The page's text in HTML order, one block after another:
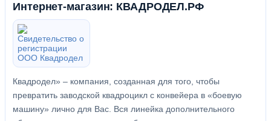
Интернет-магазин: КВАДРОДЕЛ.РФ
Квадродел» – компания, созданная для того, чтобы
превратить заводской квадроцикл с конвейера в «боевую
машину» лично для Вас. Вся линейка дополнительного